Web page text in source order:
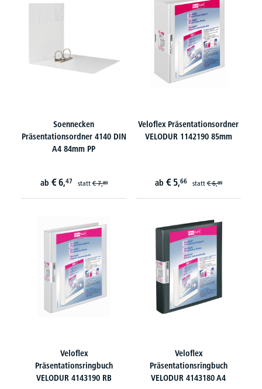
Soennecken
Präsentationsordner 4140 DIN
A4 84mm PP
ab € 6,47 statt€ 7,89
Veloflex Präsentationsordner
VELODUR 1142190 85mm
ab € 5,66 statt€ 6,89
Veloflex
Präsentationsringbuch
VELODUR 4143190 RB
Veloflex
Präsentationsringbuch
VELODUR 4143180 A4